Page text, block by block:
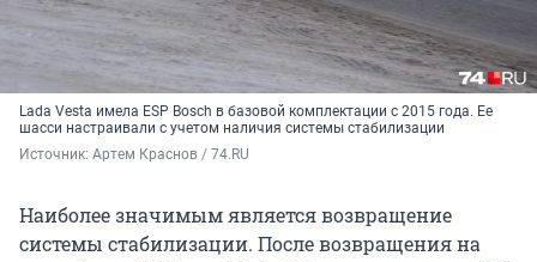
Lada Vesta имела ESP Bosch в базовой комплектации с 2015 года. Ее
шасси настраивали с учетом наличия системы стабилизации
Источник: Артем Краснов / 74.RU
Наиболее значимым является возвращение
системы стабилизации. После возвращения на